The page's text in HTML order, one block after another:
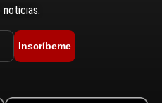
Inscríbeme